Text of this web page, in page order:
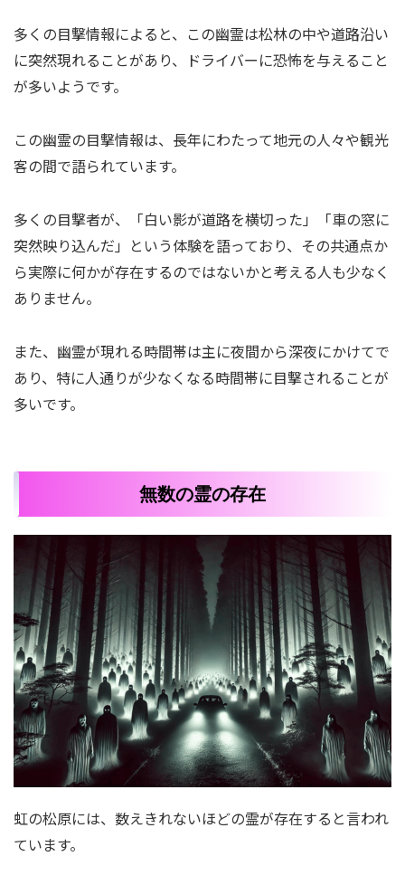
多くの目撃情報によると、この幽霊は松林の中や道路沿い
に突然現れることがあり、ドライバーに恐怖を与えること
が多いようです。
この幽霊の目撃情報は、長年にわたって地元の人々や観光
客の間で語られています。
多くの目撃者が、「白い影が道路を横切った」「車の窓に
突然映り込んだ」という体験を語っており、その共通点か
ら実際に何かが存在するのではないかと考える人も少なく
ありません。
また、幽霊が現れる時間帯は主に夜間から深夜にかけてで
あり、特に人通りが少なくなる時間帯に目撃されることが
多いです。
無数の霊の存在
虹の松原には、数えきれないほどの霊が存在すると言われ
ています。